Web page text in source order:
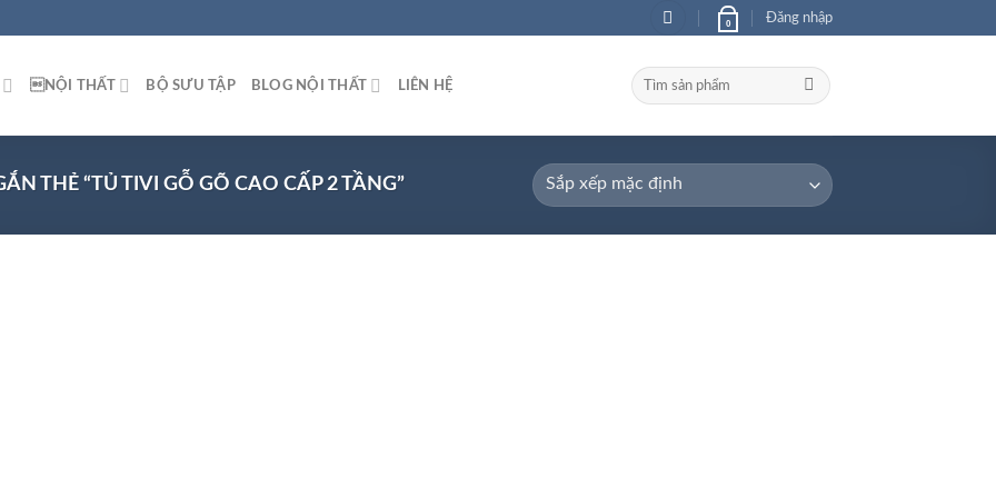
0 Đăng nhập
NỘI THẤT BỘ SƯU TẬP BLOG NỘI THẤT LIÊN HỆ
Tìm
kiếm:
THẺ “TỦ TIVI GỖ GÕ CAO CẤP 2 TẦNG”